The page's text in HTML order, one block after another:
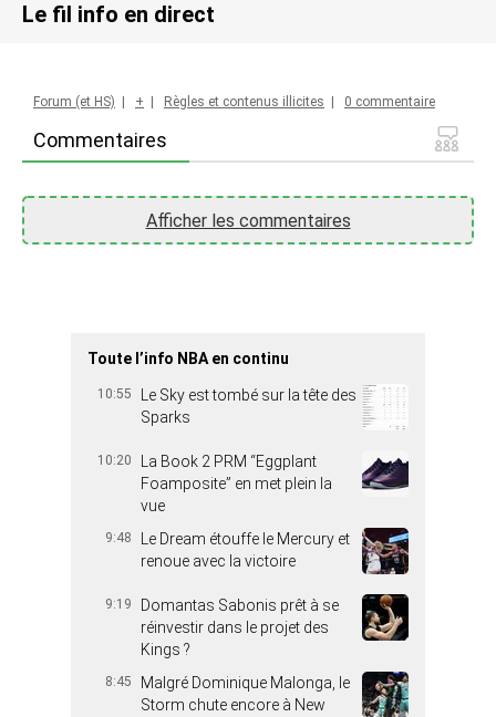
Le fil info en direct
Commentaires
Forum (et HS) + Règles et contenus illicites 0 commentaire
Afficher les commentaires
Toute l’info NBA en continu
10:55
Le Sky est tombé sur la tête des
Sparks
10:20
La Book 2 PRM “Eggplant
Foamposite” en met plein la
vue
9:48
Le Dream étouffe le Mercury et
renoue avec la victoire
9:19
Domantas Sabonis prêt à se
réinvestir dans le projet des
Kings ?
8:45
Malgré Dominique Malonga, le
Storm chute encore à New